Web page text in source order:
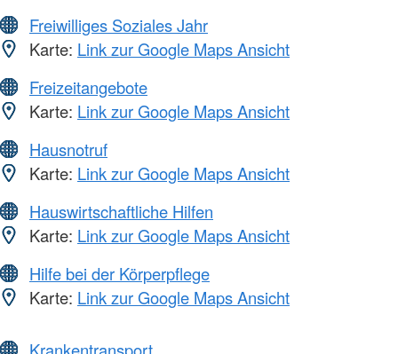
Freiwilliges Soziales Jahr
Karte: Link zur Google Maps Ansicht
Freizeitangebote
Karte: Link zur Google Maps Ansicht
Hausnotruf
Karte: Link zur Google Maps Ansicht
Hauswirtschaftliche Hilfen
Karte: Link zur Google Maps Ansicht
Hilfe bei der Körperpflege
Karte: Link zur Google Maps Ansicht